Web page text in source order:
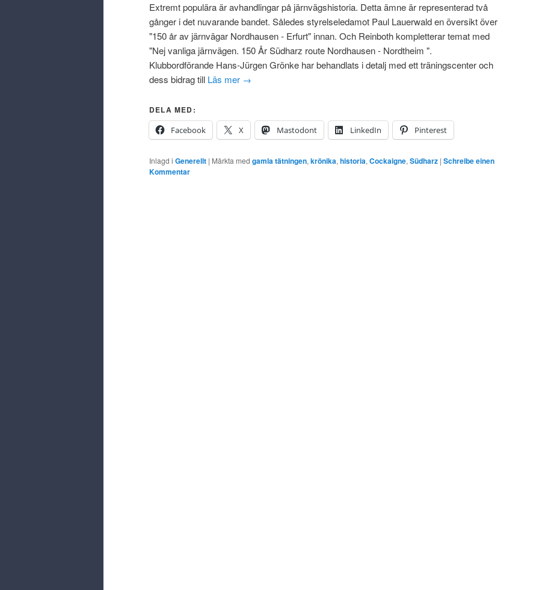
Extremt populära är avhandlingar på järnvägshistoria. Detta ämne är representerad två
gånger i det nuvarande bandet. Således styrelseledamot Paul Lauerwald en översikt över
"150 år av järnvägar Nordhausen - Erfurt" innan. Och Reinboth kompletterar temat med
"Nej vanliga järnvägen. 150 År Südharz route Nordhausen - Nordtheim ".
Klubbordförande Hans-Jürgen Grönke har behandlats i detalj med ett träningscenter och
dess bidrag till Läs mer →
DELA MED:
Facebook
X Mastodont LinkedIn Pinterest
Inlagd i Generellt | Märkta med gamla tätningen, krönika, historia, Cockaigne, Südharz | Schreibe einen
Kommentar